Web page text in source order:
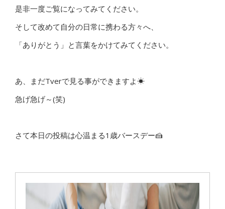
是非一度ご覧になってみてください。
そして改めて自分の日常に携わる方々へ、
「ありがとう」と言葉をかけてみてください。
あ、まだTverで見る事ができますよ☀
急げ急げ～(笑)
さて本日の投稿は心温まる1歳バースデー🍰